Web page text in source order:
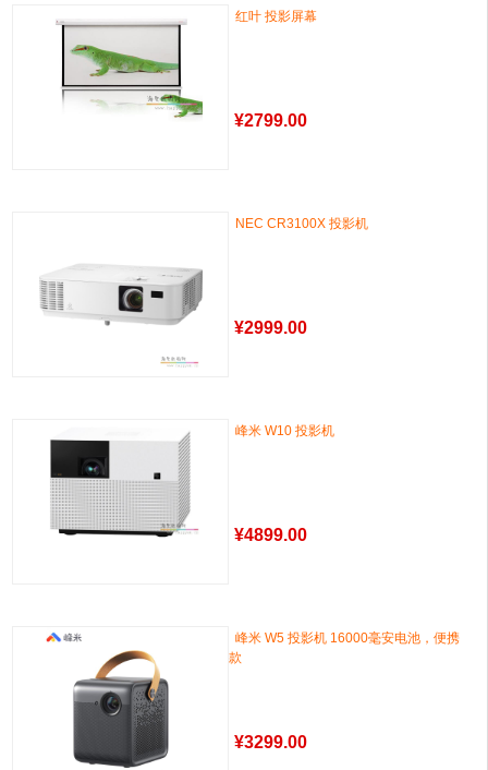
红叶 投影屏幕
¥2799.00
NEC CR3100X 投影机
¥2999.00
峰米 W10 投影机
¥4899.00
峰米 W5 投影机 16000毫安电池，便携
款
¥3299.00